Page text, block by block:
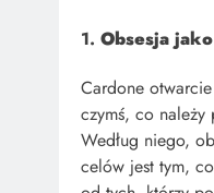
1. Obsesja
Cardone
czymś, co
Według niego,
celów jest tym,